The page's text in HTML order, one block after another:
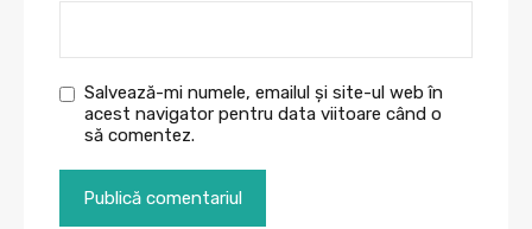
Salvează-mi numele, emailul și site-ul web în
acest navigator pentru data viitoare când o
să comentez.